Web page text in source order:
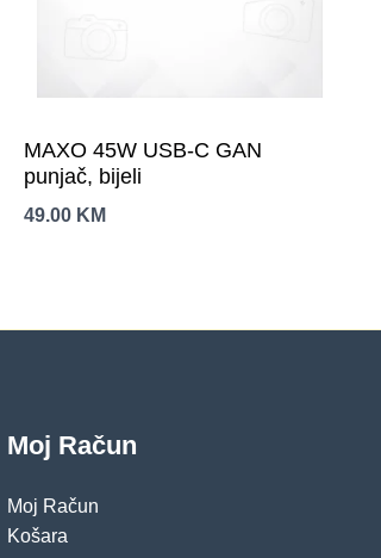
MAXO 45W USB-C GAN
punjač, bijeli
49.00 KM
Moj Račun
Moj Račun
Košara